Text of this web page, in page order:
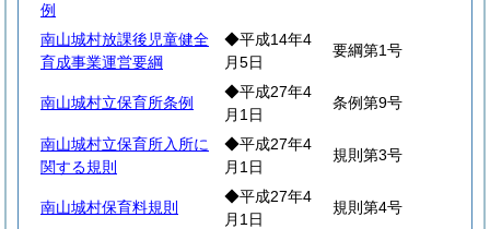
例
南山城村放課後児童健全
育成事業運営要綱
◆平成14年4
月5日
要綱第1号
南山城村立保育所条例
◆平成27年4
月1日
条例第9号
南山城村立保育所入所に
関する規則
◆平成27年4
月1日
規則第3号
南山城村保育料規則
◆平成27年4
月1日
規則第4号